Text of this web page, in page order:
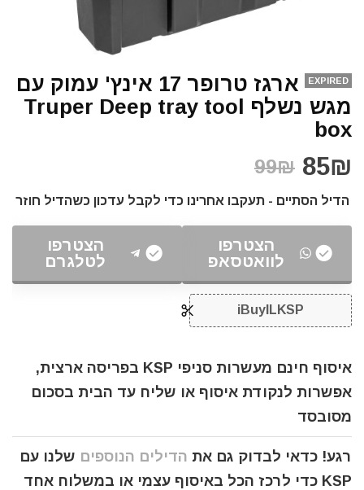
EXPIRED
ארגז טרופר 17 אינץ' עמוק עם
מגש נשלף Truper Deep tray tool
box
85₪
99₪
הדיל הסתיים - תעקבו אחרינו כדי לקבל עדכון כשהדיל חוזר
הצטרפו
לוואטסאפ
הצטרפו
לטלגרם
iBuyILKSP
איסוף חינם מעשרות סניפי KSP בפריסה ארצית,
אפשרות לנקודת איסוף או שליח עד הבית בסכום
מסובסד
רגע! כדאי לבדוק גם את הדילים הנוספים שלנו עם
KSP כדי לרכז הכל באיסוף עצמי או במשלוח אחד